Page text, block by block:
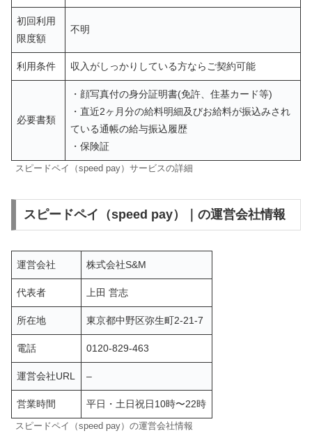
初回利用
限度額
不明
利用条件 収入がしっかりしている方ならご契約可能
必要書類
・顔写真付の身分証明書(免許、住基カード等)
・直近2ヶ月分の給料明細及びお給料が振込みされ
ている通帳の給与振込履歴
・保険証
スピードペイ（speed pay）サービスの詳細
スピードペイ（speed pay）｜の運営会社情報
運営会社 株式会社S&M
代表者 上田 営志
所在地 東京都中野区弥生町2-21-7
電話 0120-829-463
運営会社URL –
営業時間 平日・土日祝日10時〜22時
スピードペイ（speed pay）の運営会社情報